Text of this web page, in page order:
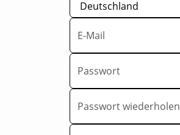
E-Mail
Passwort
Passwort wiederholen